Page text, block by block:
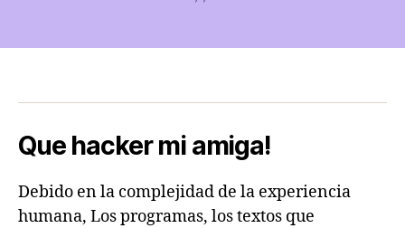
Que hacker mi amiga!
Debido en la complejidad de la experiencia
humana, Los programas, los textos que